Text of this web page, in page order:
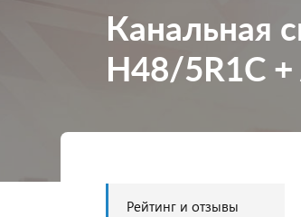
Канальная
H48/5R1C
Рейтинг и отзывы